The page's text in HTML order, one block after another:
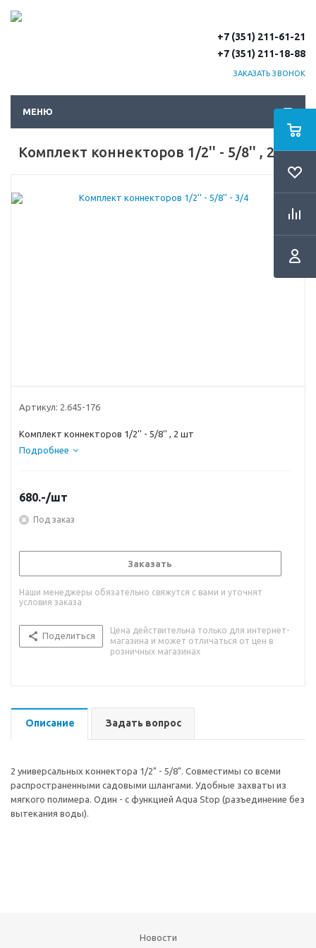
+7 (351) 211-61-21
+7 (351) 211-18-88
ЗАКАЗАТЬ ЗВОНОК
МЕНЮ
Комплект коннекторов 1/2'' - 5/8'' , 2 шт
Артикул: 2.645-176
Комплект коннекторов 1/2'' - 5/8'' , 2 шт
Подробнее
680.-/шт
Под заказ
Заказать
Наши менеджеры обязательно свяжутся с вами и уточнят
условия заказа
Поделиться
Цена действительна только для интернет-
магазина и может отличаться от цен в
розничных магазинах
Описание Задать вопрос
2 универсальных коннектора 1/2" - 5/8". Совместимы со всеми
распространенными садовыми шлангами. Удобные захваты из
мягкого полимера. Один - с функцией Aqua Stop (разъединение без
вытекания воды).
Новости